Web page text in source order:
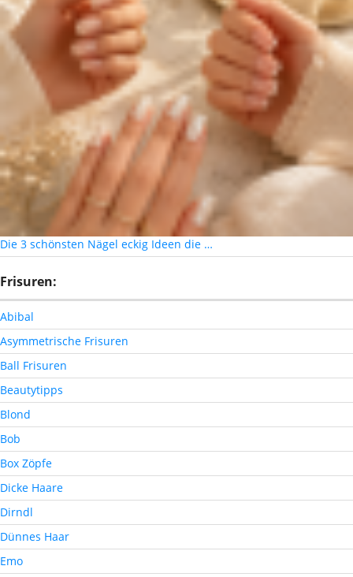
Die 3 schönsten Nägel eckig Ideen die …
Frisuren:
Abibal
Asymmetrische Frisuren
Ball Frisuren
Beautytipps
Blond
Bob
Box Zöpfe
Dicke Haare
Dirndl
Dünnes Haar
Emo